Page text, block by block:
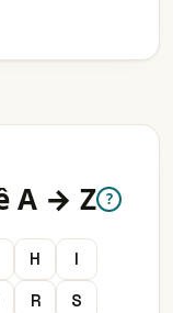
A → Z ?
H
I
R
S